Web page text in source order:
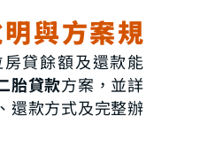
與方案規
貸餘額及還款能
胎貸款方案，並詳
還款方式及完整辦